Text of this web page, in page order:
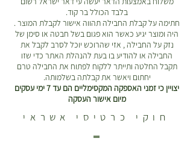
בלבד הכולל בר קוד.
חתימה על קבלת החבילה תהווה אישור לקבלת המוצר .
היה ומוצר יגיע כאשר הוא פגום בשל חבטה או סימן של
נזק על החבילה , אזי שהרוכש יוכל לסרב לקבל את
החבילה או להודיע בו בעת להנהלת האתר כדי שזו
תקבל החלטה ותייתר ללקוח לפתוח את החבילה טרם
יחתום ויאשר את קבלתה בשלמותה.
יצויין כי זמני האספקה המקסימליים הם עד 7 ימי עסקים
מיום אישור העסקה
חוקי כרטיסי אשראי